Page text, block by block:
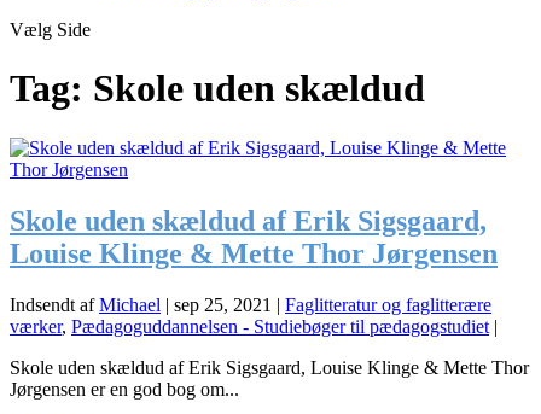
Vælg Side
Tag: Skole uden skældud
Skole uden skældud af Erik Sigsgaard,
Louise Klinge & Mette Thor Jørgensen
Indsendt afMichael | sep 25, 2021 | Faglitteratur og faglitterære
værker, Pædagoguddannelsen - Studiebøger til pædagogstudiet |
Skole uden skældud af Erik Sigsgaard, Louise Klinge & Mette Thor
Jørgensen er en god bog om...